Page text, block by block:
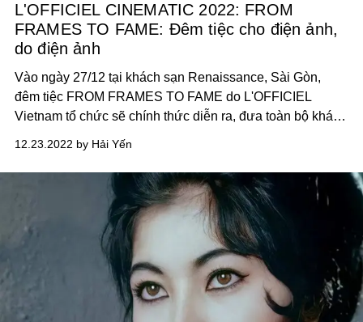
L'OFFICIEL CINEMATIC 2022: FROM
FRAMES TO FAME: Đêm tiệc cho điện ảnh,
do điện ảnh
Vào ngày 27/12 tại khách sạn Renaissance, Sài Gòn,
đêm tiệc FROM FRAMES TO FAME do L'OFFICIEL
Vietnam tổ chức sẽ chính thức diễn ra, đưa toàn bộ khách
12.23.2022 by Hải Yến